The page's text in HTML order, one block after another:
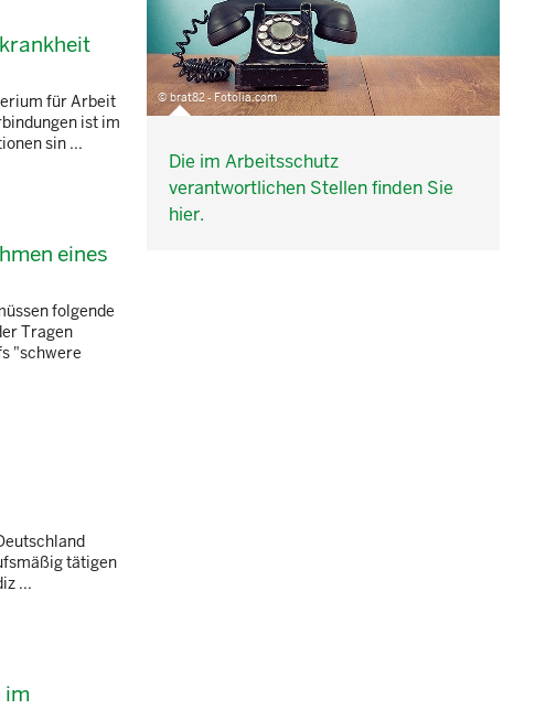
für Arbeit
ist im
sin ...
eines
folgende
Tragen
"schwere
tätigen
...
im
© brat82 - Fotolia.com
Die im Arbeitsschutz
verantwortlichen Stellen finden Sie
hier.